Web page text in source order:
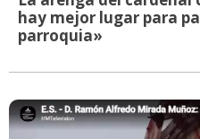
hay mejor lugar para
parroquia»